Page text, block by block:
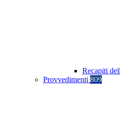
Recapiti
Provvedimenti 809